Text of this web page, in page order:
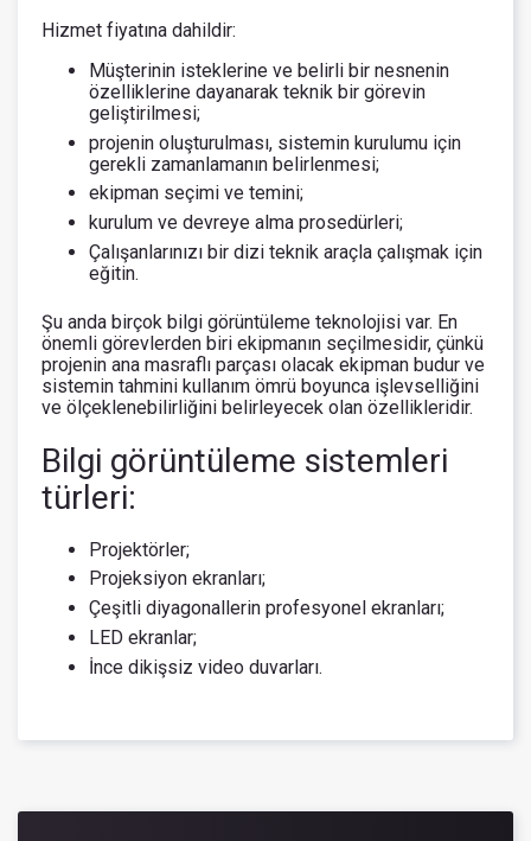
Hizmet fiyatına dahildir:
Müşterinin isteklerine ve belirli bir nesnenin
özelliklerine dayanarak teknik bir görevin
geliştirilmesi;
projenin oluşturulması, sistemin kurulumu için
gerekli zamanlamanın belirlenmesi;
ekipman seçimi ve temini;
kurulum ve devreye alma prosedürleri;
Çalışanlarınızı bir dizi teknik araçla çalışmak için
eğitin.
Şu anda birçok bilgi görüntüleme teknolojisi var. En
önemli görevlerden biri ekipmanın seçilmesidir, çünkü
projenin ana masraflı parçası olacak ekipman budur ve
sistemin tahmini kullanım ömrü boyunca işlevselliğini
ve ölçeklenebilirliğini belirleyecek olan özellikleridir.
Bilgi görüntüleme sistemleri
türleri:
Projektörler;
Projeksiyon ekranları;
Çeşitli diyagonallerin profesyonel ekranları;
LED ekranlar;
İnce dikişsiz video duvarları.